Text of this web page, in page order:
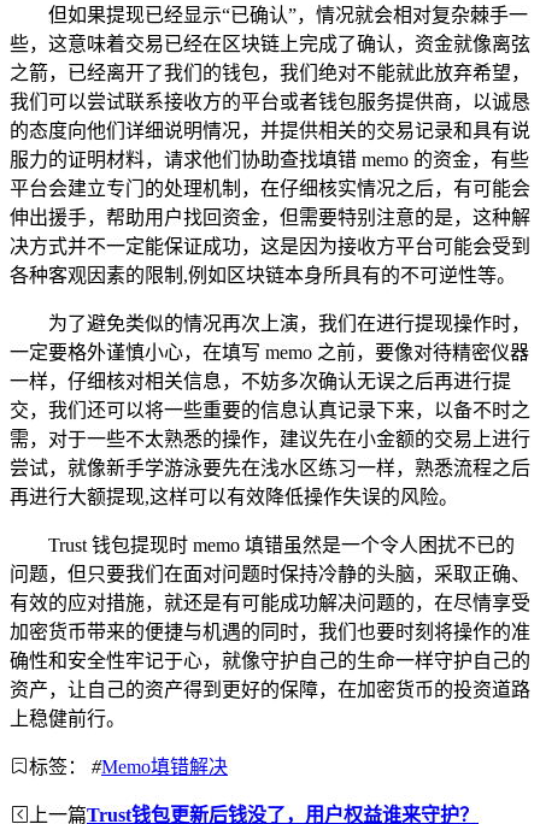
但如果提现已经显示“已确认”，情况就会相对复杂棘手一
些，这意味着交易已经在区块链上完成了确认，资金就像离弦
之箭，已经离开了我们的钱包，我们绝对不能就此放弃希望，
我们可以尝试联系接收方的平台或者钱包服务提供商，以诚恳
的态度向他们详细说明情况，并提供相关的交易记录和具有说
服力的证明材料，请求他们协助查找填错 memo 的资金，有些
平台会建立专门的处理机制，在仔细核实情况之后，有可能会
伸出援手，帮助用户找回资金，但需要特别注意的是，这种解
决方式并不一定能保证成功，这是因为接收方平台可能会受到
各种客观因素的限制,例如区块链本身所具有的不可逆性等。
为了避免类似的情况再次上演，我们在进行提现操作时，
一定要格外谨慎小心，在填写 memo 之前，要像对待精密仪器
一样，仔细核对相关信息，不妨多次确认无误之后再进行提
交，我们还可以将一些重要的信息认真记录下来，以备不时之
需，对于一些不太熟悉的操作，建议先在小金额的交易上进行
尝试，就像新手学游泳要先在浅水区练习一样，熟悉流程之后
再进行大额提现,这样可以有效降低操作失误的风险。
Trust 钱包提现时 memo 填错虽然是一个令人困扰不已的
问题，但只要我们在面对问题时保持冷静的头脑，采取正确、
有效的应对措施，就还是有可能成功解决问题的，在尽情享受
加密货币带来的便捷与机遇的同时，我们也要时刻将操作的准
确性和安全性牢记于心，就像守护自己的生命一样守护自己的
资产，让自己的资产得到更好的保障，在加密货币的投资道路
上稳健前行。
标签： #Memo填错解决
上一篇Trust钱包更新后钱没了，用户权益谁来守护？